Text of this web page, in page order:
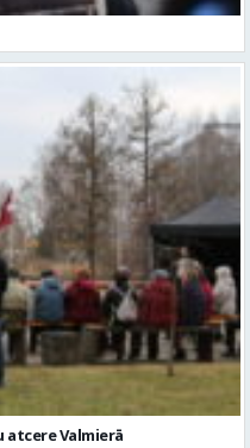
atcere Valmierā